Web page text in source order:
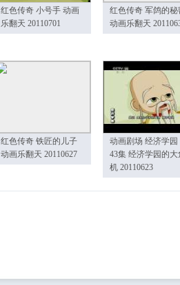
红色传奇 小号手 动画
乐翻天 20110701
红色传奇 军鸽的秘
动画乐翻天
红色传奇 铁匠的儿子
动画乐翻天 20110627
动画剧场 经济学园
43集 经济学园的大
机 20110623